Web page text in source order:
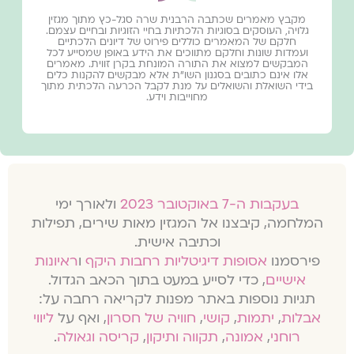
מקבץ מאמרים שכתבה הרבנית שרה סגל-כץ מתוך מגזין
גלויה, העוסקים בסוגיות הלכתיות בחיי הזוגיות ובחיים עצמם.
חלקם של המאמרים כוללים פירוט של דיונים הלכתיים
ועמדות שונות וחלקם מתווכים את הידע באופן שמסייע לכל
המבקשים למצוא את התורה המונחת בקרן זווית. מאמרים
אלו אינם כתובים בסגנון השו״ת אלא מבקשים להקנות כלים
בידי השואלת והשואלים על מנת לקבל הכרעה הלכתית מתוך
מחוייבות וידע.
בעקבות ה-7 באוקטובר 2023
ולאורך ימי
המלחמה, קיבצנו אל המגזין מאות שירים, תפילות
וכתיבה אישית.
פירסמנו אסופות דיגיטליות רחבות היקףוראיונות
אישיים, כדי לסייע במעט בתוך הכאב הגדול.
תגיות נוספות באתר מפנות לקריאה רחבה על:
אבלות, יתמות, קושי, חוויה של חסרון, ואף על ליווי
רוחני, אמונה, תקווה ותיקון, קריסה וגאולה.